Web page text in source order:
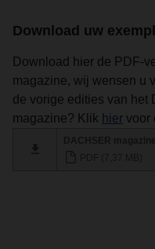
Download uw
Download hier de PDF-
magazine, wij wensen u
de vorige edities van het
magazine? Klik hier voor